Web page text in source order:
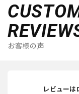
お客様の声
レビューは